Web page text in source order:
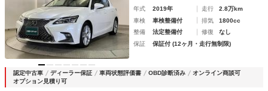
年式 2019年 走行
2.8万km
車検
車検整備付 排気
1800cc
整備
法定整備付 修復
なし
保証
保証付 (12ヶ月・走行無制限)
認定中古車 ディーラー保証 車両状態評価書 OBD診断済み
オンライン商談可
オプション見積り可